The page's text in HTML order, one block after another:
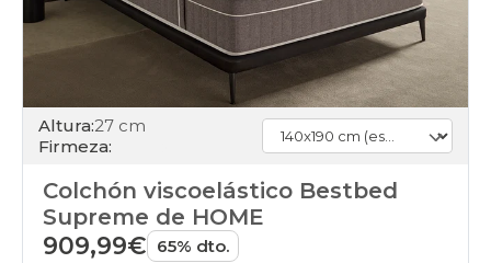
Altura:27 cm
Firmeza:
Colchón viscoelástico Bestbed
Supreme de HOME
909,99€ 65% dto.